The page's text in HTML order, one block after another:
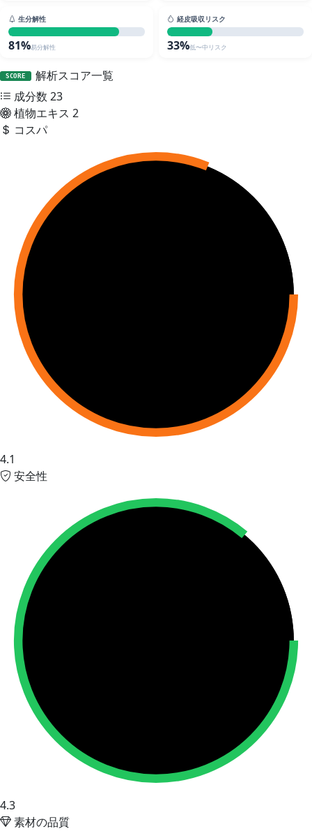
生分解性
81%易分解性
経皮吸収リスク
33%低〜中リスク
SCORE
解析スコア一覧
成分数 23
植物エキス 2
コスパ
4.1
安全性
4.3
素材の品質